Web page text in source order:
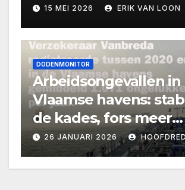
15 MEI 2026 ERIK VAN LOON
DODENMONITOR
Arbeidsongevallen in
Vlaamse havens:
de kades, fors meer
onderweg
26 JANUARI 2026